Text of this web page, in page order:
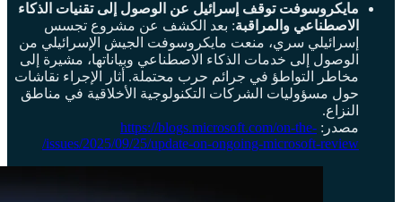
مايكروسوفت توقف إسرائيل عن الوصول إلى تقنيات الذكاء
الاصطناعي والمراقبة: بعد الكشف عن مشروع تجسس
إسرائيلي سري، منعت مايكروسوفت الجيش الإسرائيلي من
الوصول إلى خدمات الذكاء الاصطناعي وبياناتها، مشيرة إلى
مخاطر التواطؤ في جرائم حرب محتملة. أثار الإجراء نقاشات
حول مسؤوليات الشركات التكنولوجية الأخلاقية في مناطق
النزاع.
مصدر: https://blogs.microsoft.com/on-the-
issues/2025/09/25/update-on-ongoing-microsoft-review/